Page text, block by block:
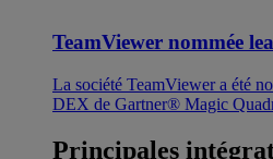
TeamViewer nommée
La société TeamViewer a été
DEX de Gartner® Magic
Principales